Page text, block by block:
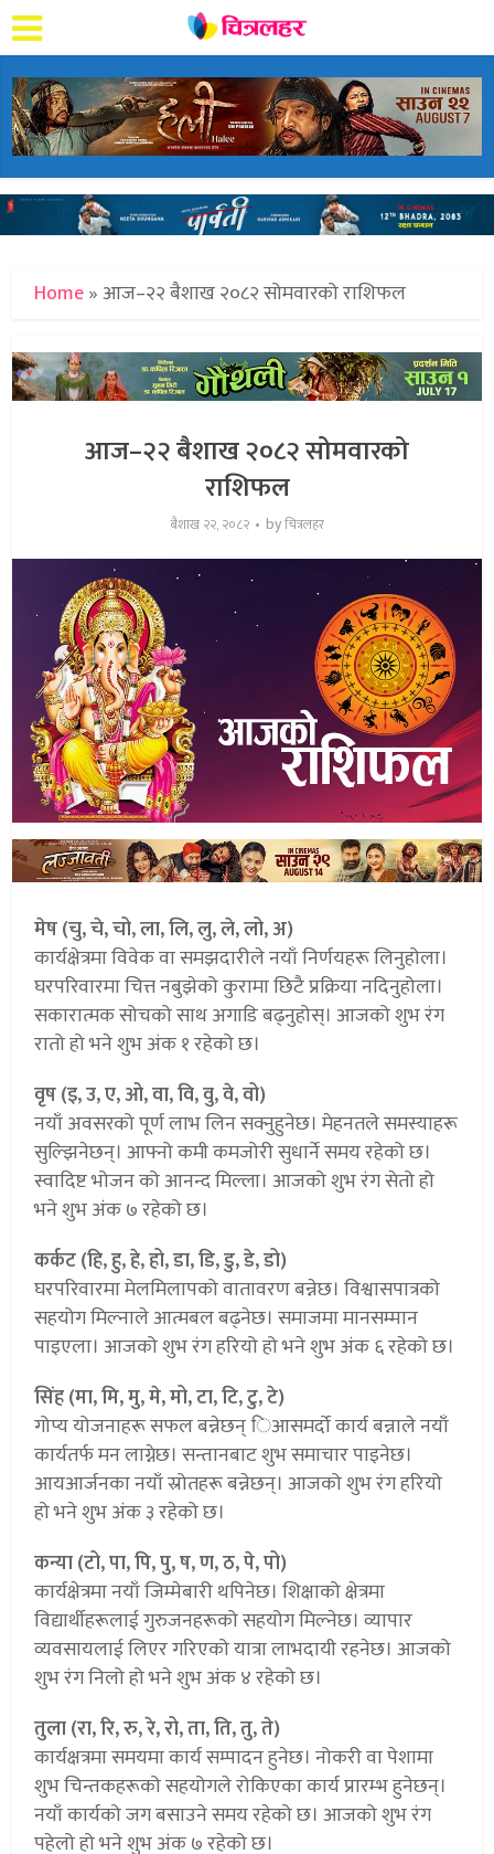
Home»आज–२२ बैशाख २०८२ सोमवारको राशिफल
आज–२२ बैशाख २०८२ सोमवारको
राशिफल
बैशाख २२, २०८२ byचित्रलहर
मेष (चु, चे, चो, ला, लि, लु, ले, लो, अ)
कार्यक्षेत्रमा विवेक वा समझदारीले नयाँ निर्णयहरू लिनुहोला।
घरपरिवारमा चित्त नबुझेको कुरामा छिटै प्रक्रिया नदिनुहोला।
सकारात्मक सोचको साथ अगाडि बढ्नुहोस्। आजको शुभ रंग
रातो हो भने शुभ अंक १ रहेको छ।
वृष (इ, उ, ए, ओ, वा, वि, वु, वे, वो)
नयाँ अवसरको पूर्ण लाभ लिन सक्नुहुनेछ। मेहनतले समस्याहरू
सुल्झिनेछन्। आफ्नो कमी कमजोरी सुधार्ने समय रहेको छ।
स्वादिष्ट भोजन को आनन्द मिल्ला। आजको शुभ रंग सेतो हो
भने शुभ अंक ७ रहेको छ।
कर्कट (हि, हु, हे, हो, डा, डि, डु, डे, डो)
घरपरिवारमा मेलमिलापको वातावरण बन्नेछ। विश्वासपात्रको
सहयोग मिल्नाले आत्मबल बढ्नेछ। समाजमा मानसम्मान
पाइएला। आजको शुभ रंग हरियो हो भने शुभ अंक ६ रहेको छ।
सिंह (मा, मि, मु, मे, मो, टा, टि, टु, टे)
गोप्य योजनाहरू सफल बन्नेछन् िआसमर्दो कार्य बन्नाले नयाँ
कार्यतर्फ मन लाग्नेछ। सन्तानबाट शुभ समाचार पाइनेछ।
आयआर्जनका नयाँ स्रोतहरू बन्नेछन्। आजको शुभ रंग हरियो
हो भने शुभ अंक ३ रहेको छ।
कन्या (टो, पा, पि, पु, ष, ण, ठ, पे, पो)
कार्यक्षेत्रमा नयाँ जिम्मेबारी थपिनेछ। शिक्षाको क्षेत्रमा
विद्यार्थीहरूलाई गुरुजनहरूको सहयोग मिल्नेछ। व्यापार
व्यवसायलाई लिएर गरिएको यात्रा लाभदायी रहनेछ। आजको
शुभ रंग निलो हो भने शुभ अंक ४ रहेको छ।
तुला (रा, रि, रु, रे, रो, ता, ति, तु, ते)
कार्यक्षत्रमा समयमा कार्य सम्पादन हुनेछ। नोकरी वा पेशामा
शुभ चिन्तकहरूको सहयोगले रोकिएका कार्य प्रारम्भ हुनेछन्।
नयाँ कार्यको जग बसाउने समय रहेको छ। आजको शुभ रंग
पहेलो हो भने शुभ अंक ७ रहेको छ।